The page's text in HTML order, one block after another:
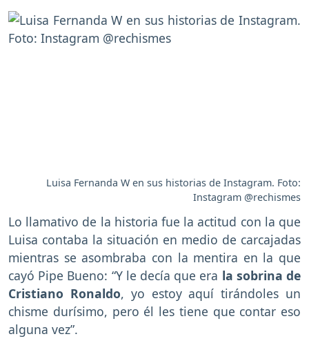
Luisa Fernanda W en sus historias de Instagram. Foto:
Instagram @rechismes
Lo llamativo de la historia fue la actitud con la que
Luisa contaba la situación en medio de carcajadas
mientras se asombraba con la mentira en la que
cayó Pipe Bueno: “Y le decía que era la sobrina de
Cristiano Ronaldo, yo estoy aquí tirándoles un
chisme durísimo, pero él les tiene que contar eso
alguna vez”.